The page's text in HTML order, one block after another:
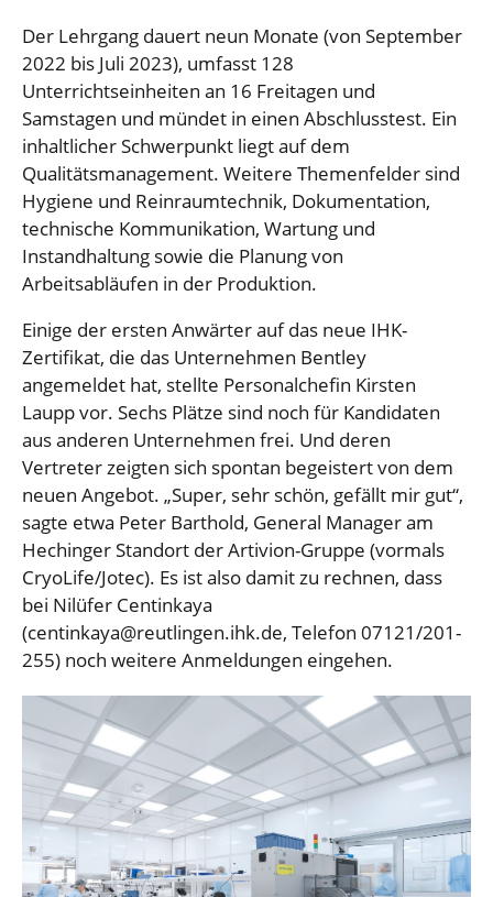
Der Lehrgang dauert neun Monate (von September
2022 bis Juli 2023), umfasst 128
Unterrichtseinheiten an 16 Freitagen und
Samstagen und mündet in einen Abschlusstest. Ein
inhaltlicher Schwerpunkt liegt auf dem
Qualitätsmanagement. Weitere Themenfelder sind
Hygiene und Reinraumtechnik, Dokumentation,
technische Kommunikation, Wartung und
Instandhaltung sowie die Planung von
Arbeitsabläufen in der Produktion.
Einige der ersten Anwärter auf das neue IHK-
Zertifikat, die das Unternehmen Bentley
angemeldet hat, stellte Personalchefin Kirsten
Laupp vor. Sechs Plätze sind noch für Kandidaten
aus anderen Unternehmen frei. Und deren
Vertreter zeigten sich spontan begeistert von dem
neuen Angebot. „Super, sehr schön, gefällt mir gut“,
sagte etwa Peter Barthold, General Manager am
Hechinger Standort der Artivion-Gruppe (vormals
CryoLife/Jotec). Es ist also damit zu rechnen, dass
bei Nilüfer Centinkaya
(centinkaya@reutlingen.ihk.de, Telefon 07121/201-
255) noch weitere Anmeldungen eingehen.